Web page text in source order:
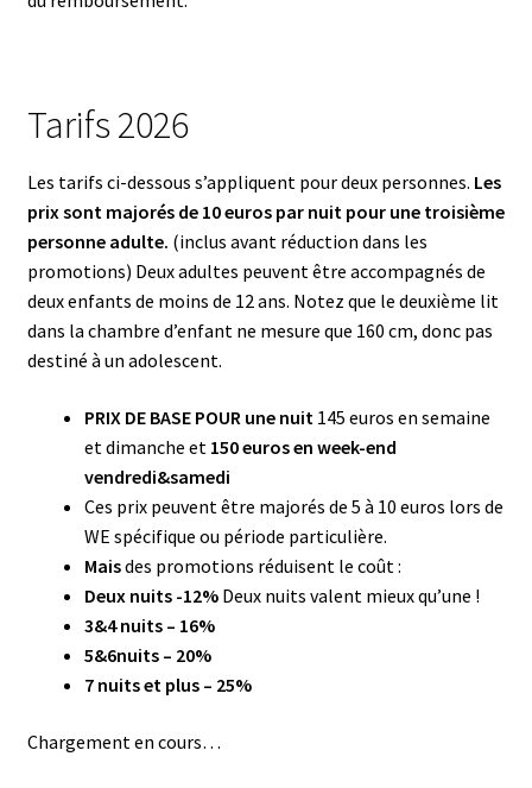
Tarifs 2026
Les tarifs ci-dessous s’appliquent pour deux personnes. Les
prix sont majorés de 10 euros par nuit pour une troisième
personne adulte. (inclus avant réduction dans les
promotions) Deux adultes peuvent être accompagnés de
deux enfants de moins de 12 ans. Notez que le deuxième lit
dans la chambre d’enfant ne mesure que 160 cm, donc pas
destiné à un adolescent.
PRIX DE BASE POUR une nuit 145 euros en semaine
et dimanche et 150 euros en week-end
vendredi&samedi
Ces prix peuvent être majorés de 5 à 10 euros lors de
WE spécifique ou période particulière.
Maisdes promotions réduisent le coût :
Deux nuits -12%Deux nuits valent mieux qu’une !
3&4 nuits – 16%
5&6nuits – 20%
7 nuits et plus – 25%
Chargement en cours…